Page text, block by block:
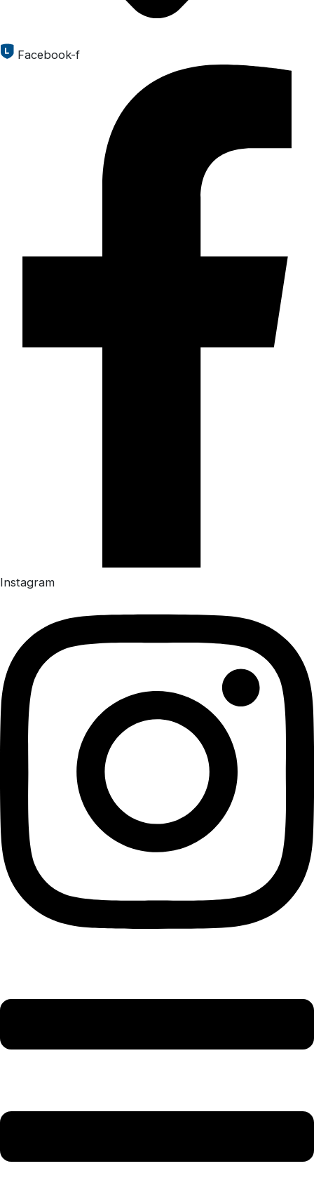
Facebook-f
Instagram